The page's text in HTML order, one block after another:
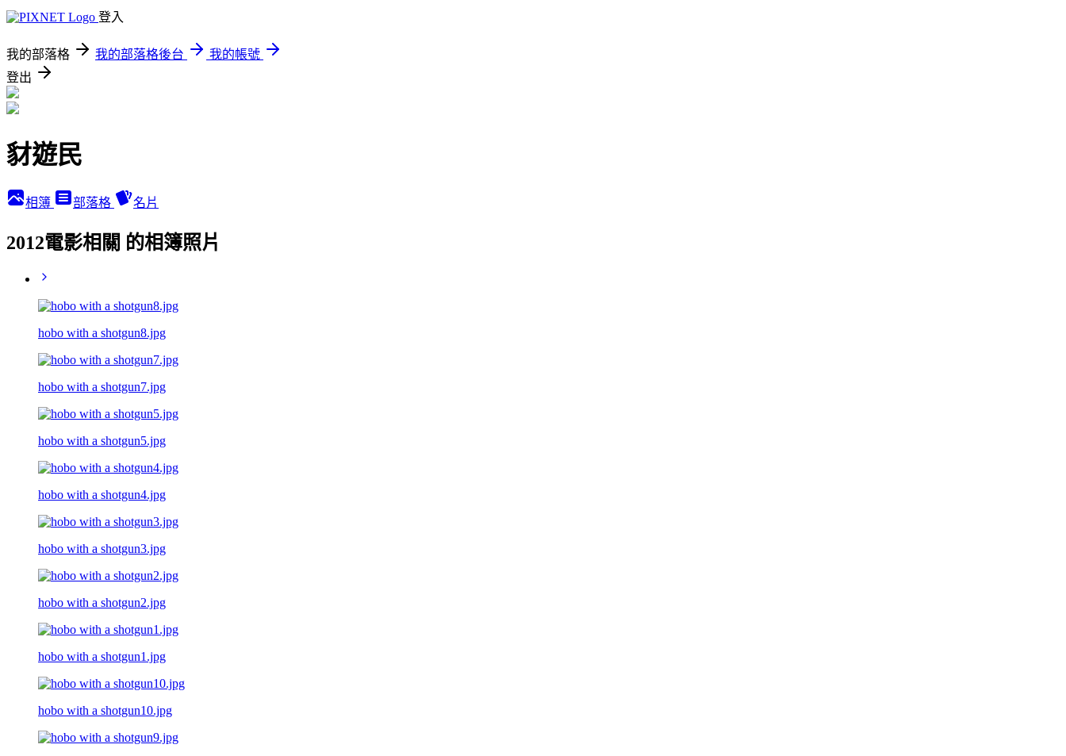
登入
我的部落格 我的部落格後台
我的帳號
登出
豺遊民
相簿 部落格 名片
2012電影相關 的相簿照片
hobo with a shotgun8.jpg
hobo with a shotgun7.jpg
hobo with a shotgun5.jpg
hobo with a shotgun4.jpg
hobo with a shotgun3.jpg
hobo with a shotgun2.jpg
hobo with a shotgun1.jpg
hobo with a shotgun10.jpg